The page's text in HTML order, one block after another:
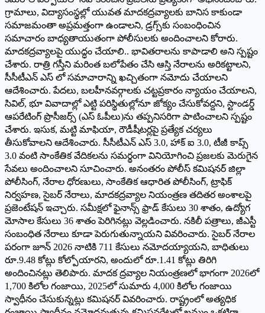
గ్రామాలు, విద్యాసంస్థల్లో యువత మాదకద్రవ్యాలకు బానిస కాకుండా
సమాజమంతా అప్రమత్తంగా ఉండాలని, డ్రగ్స్‌కు సంబంధించిన
సమాచారం బాధ్యతాయుతంగా పోలీసులకు అందించాలని కోరారు.
మాదకద్రవ్యాలపై యుద్ధం చేయాలి.. భావితరాలను కాపాడాలి అని స్పష్టం
చేశారు. రాత్రి గస్తీని మరింత బలోపేతం చేసి ఆస్తి నేరాలను అరికట్టాలని,
సీసీటీఎన్ ఎస్ లో సమాచారాన్ని ఖచ్చితంగా నమోదు చేయాలని
ఆదేశించారు. పేదలు, బలహీనవర్గాలకు చట్టప్రకారం న్యాయం చేయాలని,
సివిల్, భూ వివాదాల్లో ఎట్టి పరిస్థితుల్లోనూ జోక్యం చేసుకోవద్దని, స్టాండర్డ్
ఆపరేటింగ్ ప్రొసీజర్స్ (ఎస్ ఓపీలు)ను తప్పనిసరిగా పాటించాలని స్పష్టం
చేశారు. ఇసుక, మట్టి మాఫియా, రౌడీషీటర్లపై ప్రత్యేక చర్యలు
తీసుకోవాలని ఆదేశించారు. సీసీటీఎన్ ఎస్‌ 3.0, హాక్ ఐ 3.0, టీజీ కాప్స్
3.0 వంటి సాంకేతిక వేదికలను సమర్థంగా వినియోగించి ప్రజలకు మెరుగైన
సేవలు అందించాలని సూచించారు. అనంతరం పోలీస్ కమిషనర్ జిల్లా
పోలీసింగ్, నేరాల ధోరణులు, సాంకేతిక ఆధారిత పోలీసింగ్, ట్రాఫిక్
నిర్వహణ, సైబర్ నేరాలు, మాదకద్రవ్యాల నియంత్రణ తదితర అంశాలపై
ప్రజెంటేషన్ ఇచ్చారు. సమీక్షలో ఫైనాన్స్ ఫ్రాడ్ కేసులు 30 శాతం, ఉద్యోగ
మోసాల కేసులు 36 శాతం పెరిగినట్లు వెల్లడించారు. నకిలీ పత్రాలు, జీఎస్టీ
సంబంధిత నేరాలు కూడా పెరుగుతున్నాయని వివరించారు. సైబర్ నేరాల
పరంగా జూన్ 2026 నాటికి 711 కేసులు నమోదయ్యాయని, బాధితులు
రూ.9.48 కోట్లు కోల్పోయారని, అందులో రూ.1.41 కోట్లు తిరిగి
అందించినట్లు తెలిపారు. మాదక ద్రవ్యాల నియంత్రణలో భాగంగా 2026లో
1,700 కిలోల గంజాయి, 2025లో సుమారు 4,000 కిలోల గంజాయి
స్వాధీనం చేసుకున్నట్లు కమిషనర్ వివరించారు. రాష్ట్రంలో అత్యధిక